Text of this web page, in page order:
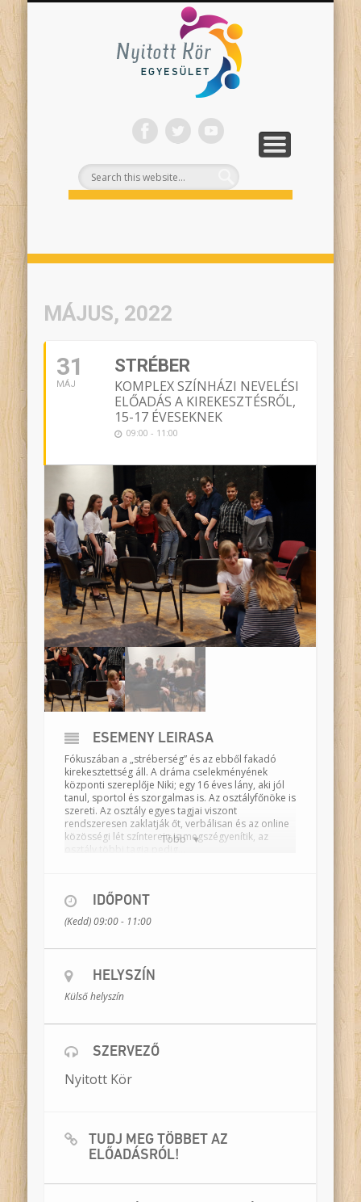
SZÍNHÁZI NEVELÉS
ONLINE PROGRAMJAINK
FELNŐTTEKNEK
PROJEKTEK
RÓLUNK
TÁMOGASS!
MÁJUS, 2022
31
MÁJ
STRÉBER
KOMPLEX SZÍNHÁZI NEVELÉSI
ELŐADÁS A KIREKESZTÉSRŐL,
15-17 ÉVESEKNEK
09:00 - 11:00
Több
ESEMÉNY LEÍRÁSA
Fókuszában a „stréberség” és az ebből fakadó
kirekesztettség áll. A dráma cselekményének
központi szereplője Niki; egy 16 éves lány, aki jól
tanul, sportol és szorgalmas is. Az osztályfőnöke is
szereti. Az osztály egyes tagjai viszont
rendszeresen zaklatják őt, verbálisan és az online
közösségi lét színterein is megszégyenítik, az
foglalja magába központi kérdésünket: van-e
felelőssége azoknak, akik a konfliktushelyzeten
kívül állnak mint szemlélők? Meddig maradhatnak
és ha igen, a zaklatás ellen hat, vagy épp
ellenkezőleg, megerősíti azt?
Színész-drámatanárok:
Meszlényi-Bodnár Zoltán, Udvari-Kardos Tímea
Időtartam:120 perc
Bemutató dátuma:
IDŐPONT
(Kedd) 09:00 - 11:00
HELYSZÍN
Külső helyszín
SZERVEZŐ
Nyitott Kör
TUDJ MEG TÖBBET AZ
ELŐADÁSRÓL!